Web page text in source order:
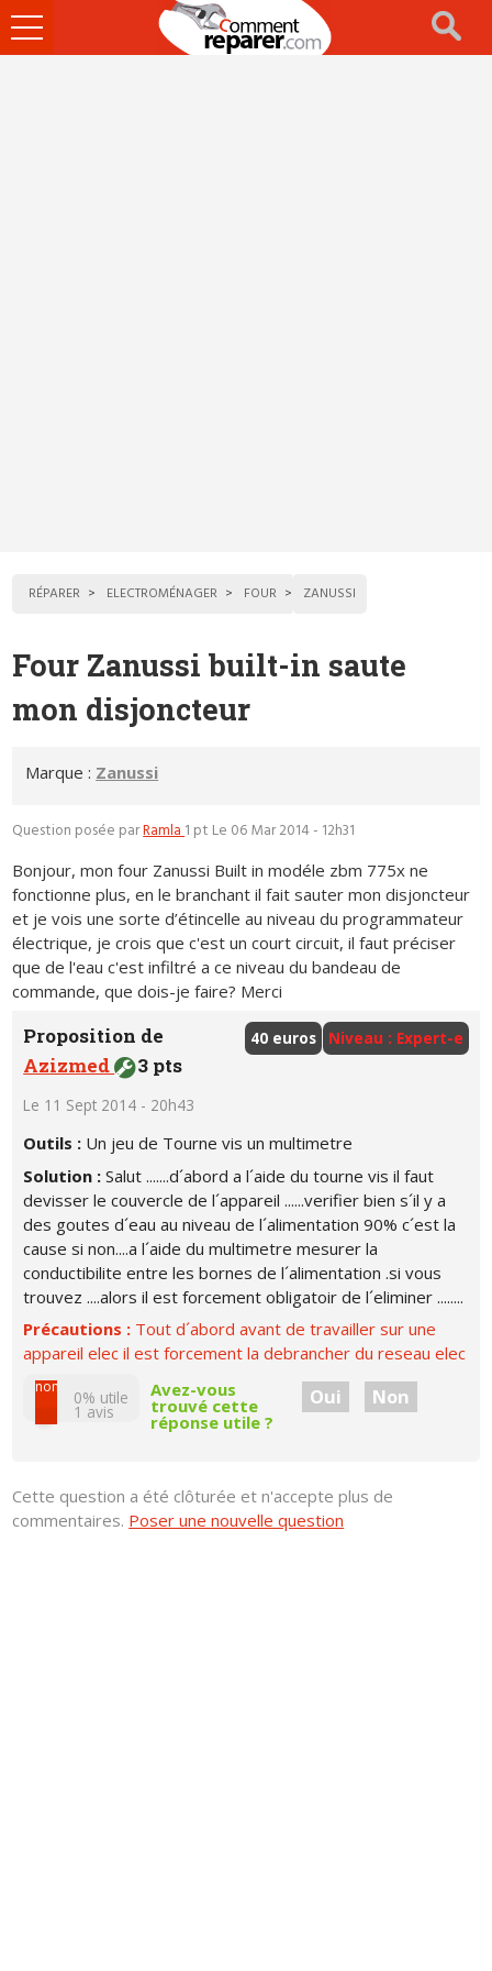
Ouvrir
le
RÉPARER ELECTROMÉNAGER FOUR ZANUSSI
Four Zanussi built-in saute
mon disjoncteur
Marque : Zanussi
Question posée parRamla1 pt Le 06 Mar 2014 - 12h31
Bonjour, mon four Zanussi Built in modéle zbm 775x ne
fonctionne plus, en le branchant il fait sauter mon disjoncteur
et je vois une sorte d’étincelle au niveau du programmateur
électrique, je crois que c'est un court circuit, il faut préciser
que de l'eau c'est infiltré a ce niveau du bandeau de
commande, que dois-je faire? Merci
Niveau : Expert-e
40 euros
Proposition de
Azizmed
3 pts
Le 11 Sept 2014 - 20h43
Outils : Un jeu de Tourne vis un multimetre
Solution :Salut .......d´abord a l´aide du tourne vis il faut
devisser le couvercle de l´appareil ......verifier bien s´il y a
des goutes d´eau au niveau de l´alimentation 90% c´est la
cause si non....a l´aide du multimetre mesurer la
conductibilite entre les bornes de l´alimentation .si vous
trouvez ....alors il est forcement obligatoir de l´eliminer ........
Précautions : Tout d´abord avant de travailler sur une
appareil elec il est forcement la debrancher du reseau elec
non
0% utile
1 avis
Avez-vous
trouvé cette
réponse utile ?
Oui Non
Cette question a été clôturée et n'accepte plus de
commentaires. Poser une nouvelle question